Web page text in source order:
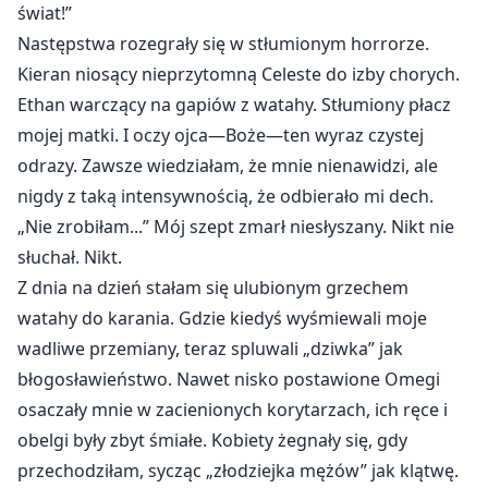
świat!”
Następstwa rozegrały się w stłumionym horrorze.
Kieran niosący nieprzytomną Celeste do izby chorych.
Ethan warczący na gapiów z watahy. Stłumiony płacz
mojej matki. I oczy ojca—Boże—ten wyraz czystej
odrazy. Zawsze wiedziałam, że mnie nienawidzi, ale
nigdy z taką intensywnością, że odbierało mi dech.
„Nie zrobiłam...” Mój szept zmarł niesłyszany. Nikt nie
słuchał. Nikt.
Z dnia na dzień stałam się ulubionym grzechem
watahy do karania. Gdzie kiedyś wyśmiewali moje
wadliwe przemiany, teraz spluwali „dziwka” jak
błogosławieństwo. Nawet nisko postawione Omegi
osaczały mnie w zacienionych korytarzach, ich ręce i
obelgi były zbyt śmiałe. Kobiety żegnały się, gdy
przechodziłam, sycząc „złodziejka mężów” jak klątwę.